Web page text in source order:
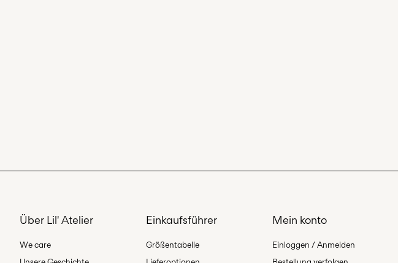
Über Lil' Atelier
We care
Einkaufsführer
Größentabelle
Mein konto
Einloggen / Anmelden